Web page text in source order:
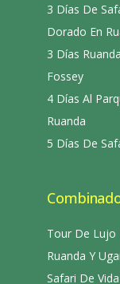
3 Días De
Dorado En
3 Días
Fossey
4 Días Al
Ruanda
5 Días De
Tour De Lujo
Ruanda Y
Safari De